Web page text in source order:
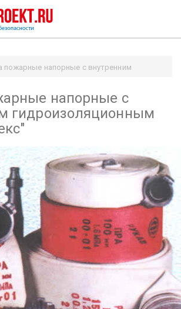
пожарные напорные с внутренним
напорные с
гидроизоляционным